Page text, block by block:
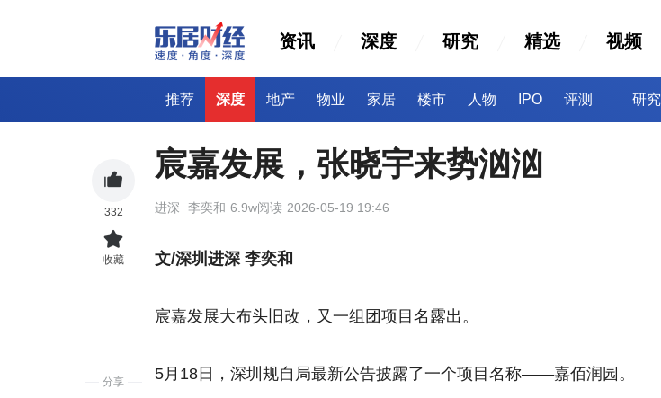
资讯 深度 研究 精选 视频
推荐 深度 地产 物业 家居 楼市 人物 IPO 评测 研究
宸嘉发展，张晓宇来势汹汹
进深 李奕和 6.9w阅读 2026-05-19 19:46
文/深圳进深 李奕和
宸嘉发展大布头旧改，又一组团项目名露出。
5月18日，深圳规自局最新公告披露了一个项目名称——嘉佰润园。
332
收藏
分享